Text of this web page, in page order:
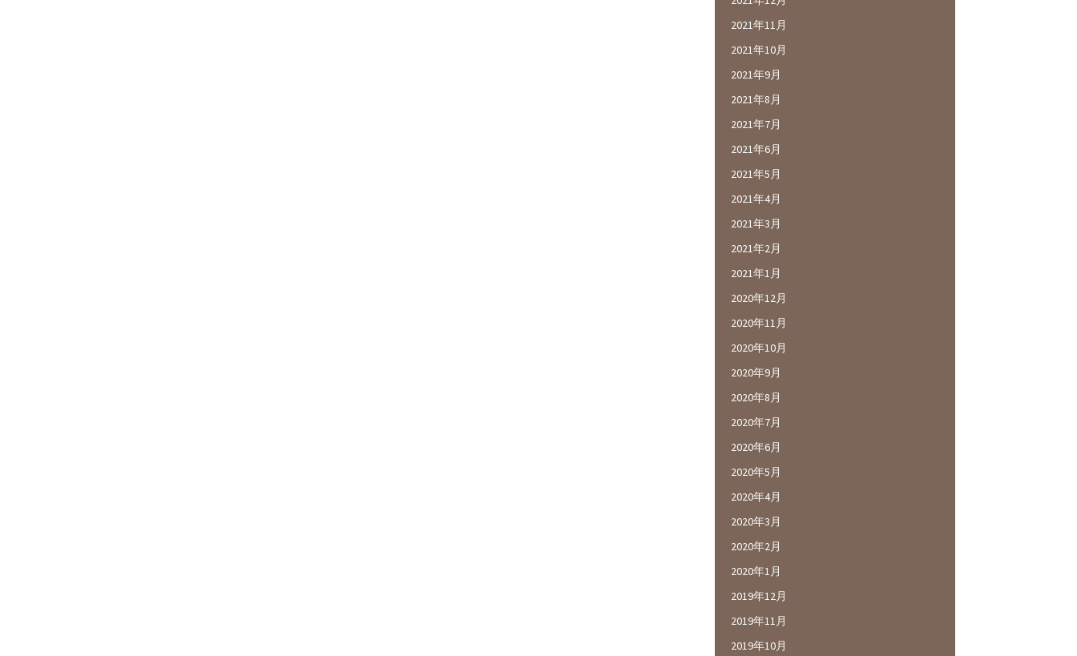
2021年11月
2021年10月
2021年9月
2021年8月
2021年7月
2021年6月
2021年5月
2021年4月
2021年3月
2021年2月
2021年1月
2020年12月
2020年11月
2020年10月
2020年9月
2020年8月
2020年7月
2020年6月
2020年5月
2020年4月
2020年3月
2020年2月
2020年1月
2019年12月
2019年11月
2019年10月